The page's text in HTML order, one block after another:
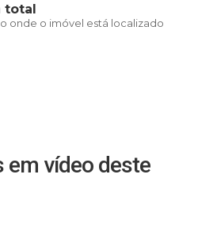
total
onde o imóvel está localizado
em vídeo deste